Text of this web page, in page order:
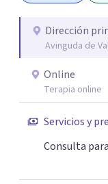
Dirección
Avinguda de
Online
Terapia online
Servicios y
Consulta